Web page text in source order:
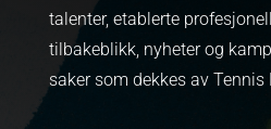
talenter, etablerte
tilbakeblikk, nyheter og
saker som dekkes av Tennis